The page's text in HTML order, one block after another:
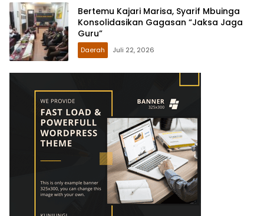
Bertemu Kajari Marisa, Syarif Mbuinga
Konsolidasikan Gagasan “Jaksa Jaga
Guru”
Daerah Juli 22, 2026